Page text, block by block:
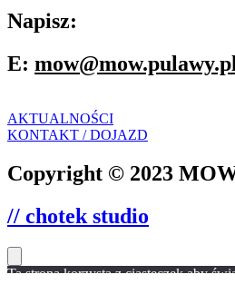
Napisz:
E: mow@mow.pulawy.pl
AKTUALNOŚCI
KONTAKT / DOJAZD
Copyright © 2023
// chotek studio
Ta strona korzysta z ciasteczek aby